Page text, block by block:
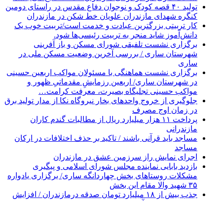
تولید ۴۰ قصه کودک و نوجوان دفاع مقدس در راستای دومین
کنگره شهدای مازندران علویان خط شکن در مازندران
کار تربیتی بزرگترین عبادت و خدمت است/تربیت خوب یک
دانش‌آموز شاید منجر به تربیت رئیسی‌ها شود.
برگزاری ‌نشست تلفیقی شورای مسکن و باز آفرینی
شهرستان ساری / بررسی آخرین وضعیت مسکن ملی در
ساری
برگزاری نشست هماهنگی با مسئولان مواکب اربعین حسینی
در شهرستان ساری/ اربعین رزمایشِ مقدماتیِ ظهور و
مواکب حسینی تجلیگاه بصیرت، معرفت کرامت…
جلوگیری از خروج واحدهای بخار نیروگاه نکا از مدار تولید برق
در زمان اوج مصرف
پرداخت ۱۱ هزار میلیارد ریال از مطالبات گندم کاران
مازندرانی
مساجد باید قرآنی باشند / تاکید بر حذف اختلافات در ارکان
مساجد
اجرای نمایش راز سرزمین عشق در مازندران
بازدید بابایی نماینده مجلس شورای اسلامی و پیگیری
مشکلات روستاهای بخش چهاردانگه ساری/ برگزاری یادواره
۳۵ شهید والا مقام این بخش
جذب بیش از ۱۸ میلیارد تومان صدقه درمازندران / افزایش